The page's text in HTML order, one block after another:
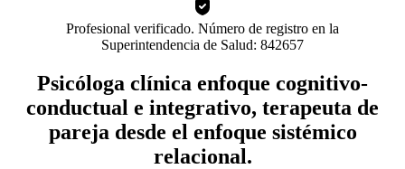
Profesional verificado. Número de registro en la
Superintendencia de Salud: 842657
Psicóloga clínica enfoque cognitivo-
conductual e integrativo, terapeuta de
pareja desde el enfoque sistémico
relacional.